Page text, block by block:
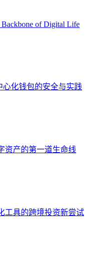
of Digital Life
心化钱包的安全与实践
资产的第一道生命线
工具的跨境投资新尝试